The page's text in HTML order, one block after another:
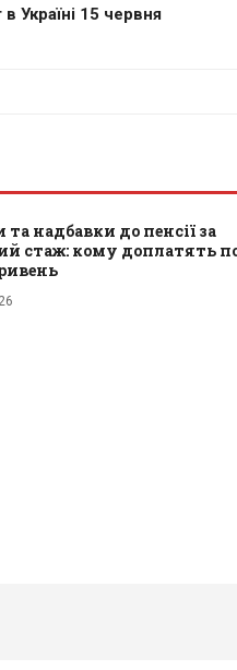
Україні 15 червня
та надбавки до пенсії за
стаж: кому доплатять